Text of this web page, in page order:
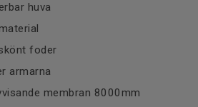
huva
foder
armarna
membran 8000mm